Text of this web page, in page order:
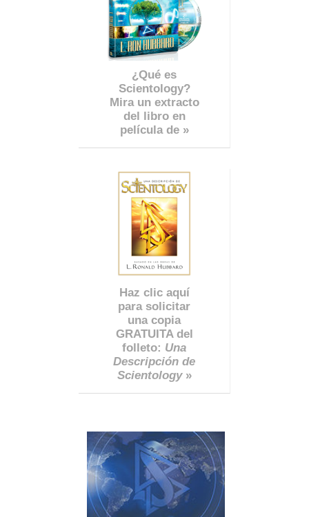
¿Qué es
Scientology?
Mira un extracto
del libro en
película de »
Haz clic aquí
para solicitar
una copia
GRATUITA del
folleto: Una
Descripción de
Scientology»